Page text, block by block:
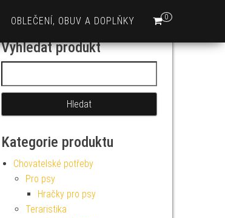
0
OBLEČENÍ, OBUV A DOPLŇKY
Vyhledat produkt
Kategorie produktu
Chovatelské potřeby
Pro psy
Hračky pro psy
Teraristika